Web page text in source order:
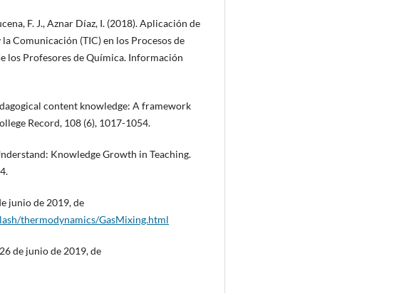
F. J., Aznar Díaz, I. (2018). Aplicación de
Comunicación (TIC) en los Procesos de
los Profesores de Química. Información
content knowledge: A framework
Record, 108 (6), 1017-1054.
Knowledge Growth in Teaching.
junio de 2019, de
thermodynamics/GasMixing.html
de junio de 2019, de